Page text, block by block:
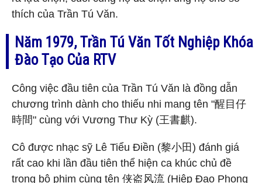
thích của Trần Tú Văn.
Năm 1979, Trần Tú Văn Tốt Nghiệp Khóa
Đào Tạo Của RTV
Công việc đầu tiên của Trần Tú Văn là đồng dẫn
chương trình dành cho thiếu nhi mang tên "醒目仔
時間" cùng với Vương Thư Kỳ (王書麒).
Cô được nhạc sỹ Lê Tiểu Điền (黎小田) đánh giá
rất cao khi lần đầu tiên thể hiện ca khúc chủ đề
trong bộ phim cùng tên 侠盗风流 (Hiệp Đạo Phong